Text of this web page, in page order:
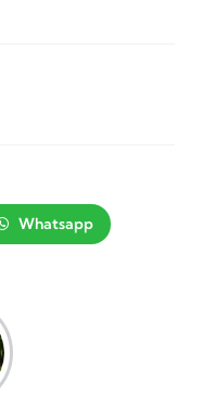
Whatsapp